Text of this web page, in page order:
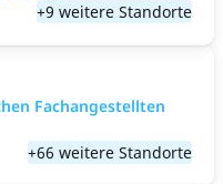
+9 weitere Standorte
Fachangestellten
+66 weitere Standorte